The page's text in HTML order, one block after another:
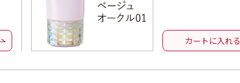
カートに入れる